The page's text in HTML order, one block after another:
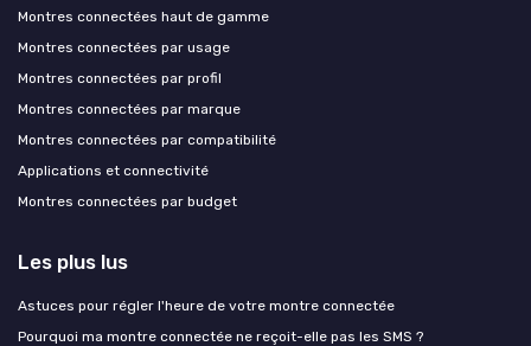
Montres connectées haut de gamme
Montres connectées par usage
Montres connectées par profil
Montres connectées par marque
Montres connectées par compatibilité
Applications et connectivité
Montres connectées par budget
Les plus lus
Astuces pour régler l'heure de votre montre connectée
Pourquoi ma montre connectée ne reçoit-elle pas les SMS ?